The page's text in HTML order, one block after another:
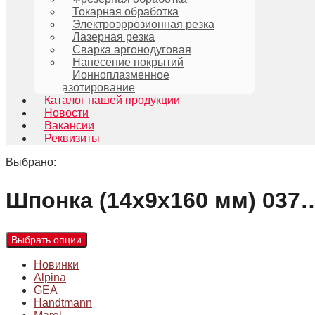
Токарная обработка
Электроэррозионная резка
Лазерная резка
Сварка аргонодуговая
Нанесение покрытий
Ионноплазменное
азотирование
Каталог нашей продукции
Новости
Вакансии
Реквизиты
Выбрано:
Шпонка (14х9х160 мм)
Выбрать опции
Новинки
Alpina
GEA
Handtmann